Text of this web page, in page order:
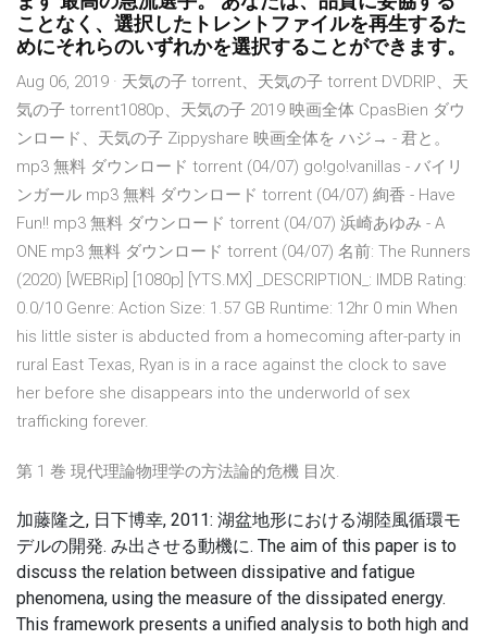
ことなく、選択したトレントファイルを再生するた
めにそれらのいずれかを選択することができます。
Aug 06, 2019 · 天気の子 torrent、天気の子 torrent DVDRIP、天
気の子 torrent1080p、天気の子 2019 映画全体 CpasBien ダウ
ンロード、天気の子 Zippyshare 映画全体を ハジ→ - 君と。
mp3 無料 ダウンロード torrent (04/07) go!go!vanillas - バイリ
ンガール mp3 無料 ダウンロード torrent (04/07) 絢香 - Have
Fun!! mp3 無料 ダウンロード torrent (04/07) 浜崎あゆみ - A
ONE mp3 無料 ダウンロード torrent (04/07) 名前: The Runners
(2020) [WEBRip] [1080p] [YTS.MX] _DESCRIPTION_: IMDB Rating:
0.0/10 Genre: Action Size: 1.57 GB Runtime: 12hr 0 min When
his little sister is abducted from a homecoming after-party in
rural East Texas, Ryan is in a race against the clock to save
her before she disappears into the underworld of sex
trafficking forever.
第 1 巻 現代理論物理学の方法論的危機 目次.
加藤隆之, 日下博幸, 2011: 湖盆地形における湖陸風循環モ
デルの開発. み出させる動機に. The aim of this paper is to
discuss the relation between dissipative and fatigue
phenomena, using the measure of the dissipated energy.
This framework presents a unified analysis to both high and